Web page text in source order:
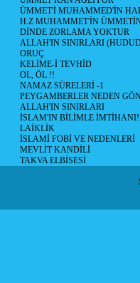
ÜMMET'İ MUHAMMED'İN
H.Z MUHAMMET'İN
DİNDE ZORLAMA YOKTUR
ALLAH'IN SINIRLARI
ORUÇ
KELİME-İ TEVHİD
OL, ÖL !!
NAMAZ SÜRELERİ -1
PEYGAMBERLER NEDEN
ALLAH'IN SINIRLARI
İSLAM'IN BİLİMLE İMTİHANI!
LAİKLİK
İSLAMİ FOBİ VE NEDENLERİ
MEVLİT KANDİLİ
TAKVA ELBİSESİ